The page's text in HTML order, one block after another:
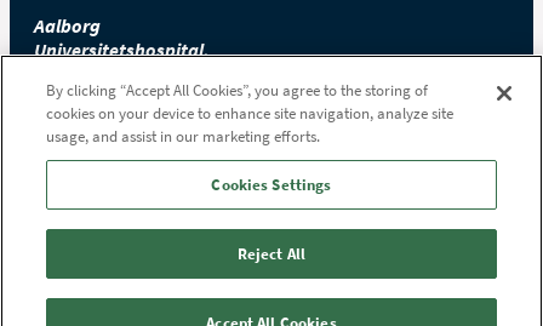
Aalborg
Universitetshospital,
Højtoftevej 2
7700 Thisted
Tlf.97 65 00 00
By clicking “Accept All Cookies”, you agree to the storing of
cookies on your device to enhance site navigation, analyze site
usage, and assist in our marketing efforts.
Cookies Settings
Reject All